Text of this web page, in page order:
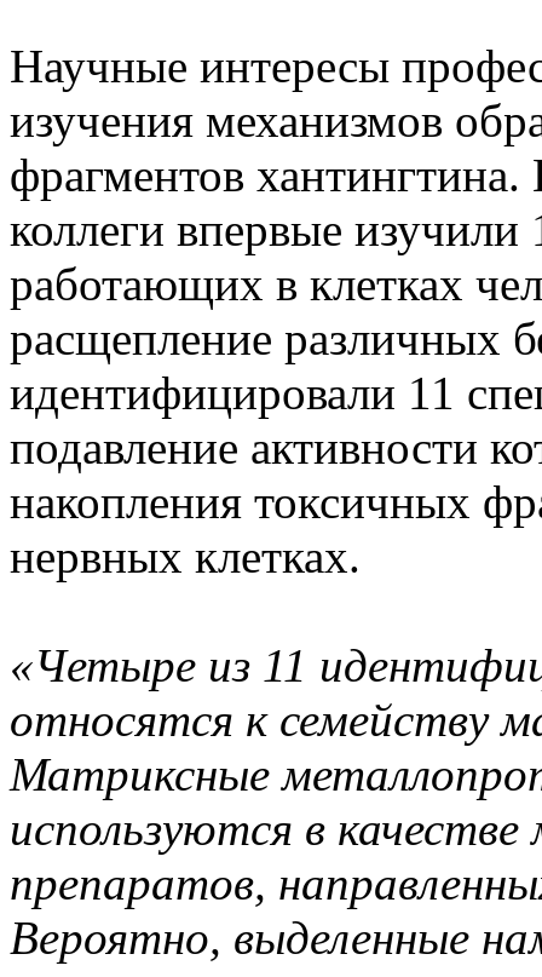
Научные интересы
изучения механизмов
фрагментов
коллеги впервые
работающих в клетках
расщепление различных
идентифицировали 11
подавление активности
накопления токсичных
нервных клетках.
«Четыре из 11
относятся к семейству
Матриксные
используются в
препаратов,
Вероятно, выделенные